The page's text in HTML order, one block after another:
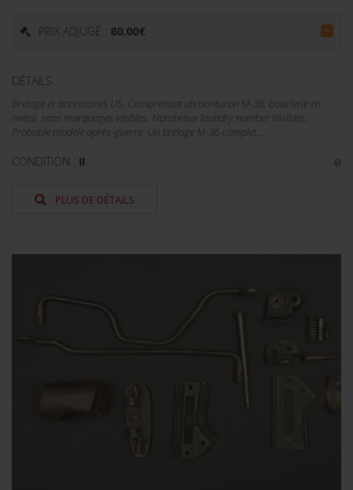
PRIX ADJUGÉ : 80.00€ =
DÉTAILS :
Brelage et accessoires US. Comprenant un ceinturon M-36, bouclerie en
métal, sans marquages visibles. Nombreux laundry number illisibles.
Probable modèle après-guerre. Un brelage M-36 complet,...
CONDITION : II
PLUS DE DÉTAILS